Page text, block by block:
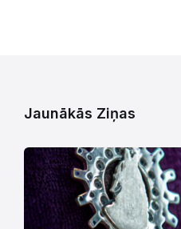
Jaunākās Ziņas